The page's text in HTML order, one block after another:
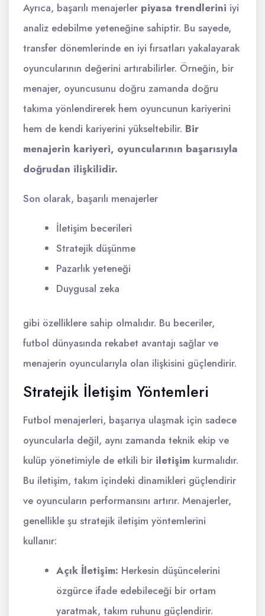
Ayrıca, başarılı menajerler piyasa trendlerini iyi
analiz edebilme yeteneğine sahiptir. Bu sayede,
transfer dönemlerinde en iyi fırsatları yakalayarak
oyuncularının değerini artırabilirler. Örneğin, bir
menajer, oyuncusunu doğru zamanda doğru
takıma yönlendirerek hem oyuncunun kariyerini
hem de kendi kariyerini yükseltebilir. Bir
menajerin kariyeri, oyuncularının başarısıyla
doğrudan ilişkilidir.
Son olarak, başarılı menajerler
İletişim becerileri
Stratejik düşünme
Pazarlık yeteneği
Duygusal zeka
gibi özelliklere sahip olmalıdır. Bu beceriler,
futbol dünyasında rekabet avantajı sağlar ve
menajerin oyuncularıyla olan ilişkisini güçlendirir.
Stratejik İletişim Yöntemleri
Futbol menajerleri, başarıya ulaşmak için sadece
oyuncularla değil, aynı zamanda teknik ekip ve
kulüp yönetimiyle de etkili bir iletişim kurmalıdır.
Bu iletişim, takım içindeki dinamikleri güçlendirir
ve oyuncuların performansını artırır. Menajerler,
genellikle şu stratejik iletişim yöntemlerini
kullanır:
Açık İletişim: Herkesin düşüncelerini
özgürce ifade edebileceği bir ortam
yaratmak, takım ruhunu güçlendirir.